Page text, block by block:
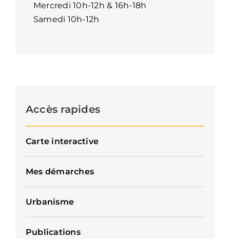
Mercredi 10h-12h & 16h-18h
Samedi 10h-12h
Accès rapides
Carte interactive
Mes démarches
Urbanisme
Publications